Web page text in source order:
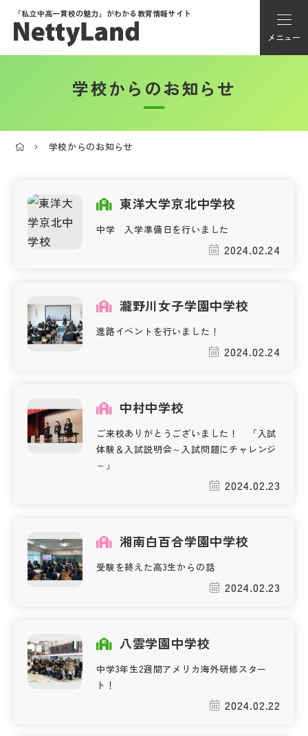
「私立中高一貫校の魅力」がわかる教育情報サイト
メニュー
アカウント登録
学校選び
学校動画
帰国生受験情報
よみもの
学校からのお知らせ
特集
お問い合わせ
学校からのお知らせ
学校からのお知らせ
東洋大学京北中学校
中学 入学準備日を行いました
2024.02.24
瀧野川女子学園中学校
進路イベントを行いました！
2024.02.24
中村中学校
ご来校ありがとうございました！ 「入試
体験＆入試説明会～入試問題にチャレンジ
～」
2024.02.23
湘南白百合学園中学校
受験を終えた高3生からの話
2024.02.23
八雲学園中学校
中学3年生2週間アメリカ海外研修スター
ト！
2024.02.22